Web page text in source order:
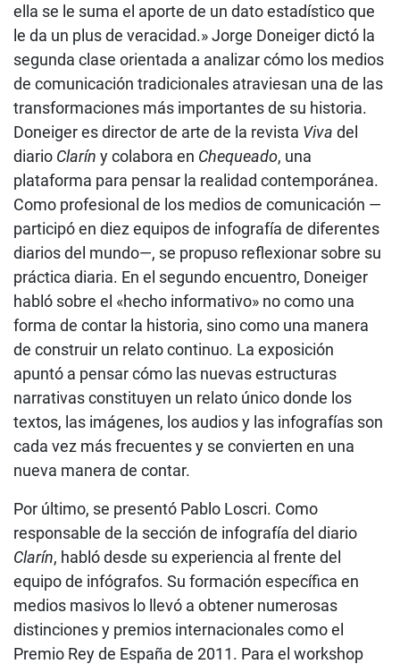
ella se le suma el aporte de un dato estadístico que
le da un plus de veracidad.» Jorge Doneiger dictó la
segunda clase orientada a analizar cómo los medios
de comunicación tradicionales atraviesan una de las
transformaciones más importantes de su historia.
Doneiger es director de arte de la revista Viva del
diario Clarín y colabora en Chequeado, una
plataforma para pensar la realidad contemporánea.
Como profesional de los medios de comunicación —
participó en diez equipos de infografía de diferentes
diarios del mundo—, se propuso reflexionar sobre su
práctica diaria. En el segundo encuentro, Doneiger
habló sobre el «hecho informativo» no como una
forma de contar la historia, sino como una manera
de construir un relato continuo. La exposición
apuntó a pensar cómo las nuevas estructuras
narrativas constituyen un relato único donde los
textos, las imágenes, los audios y las infografías son
cada vez más frecuentes y se convierten en una
nueva manera de contar.
Por último, se presentó Pablo Loscri. Como
responsable de la sección de infografía del diario
Clarín, habló desde su experiencia al frente del
equipo de infógrafos. Su formación específica en
medios masivos lo llevó a obtener numerosas
distinciones y premios internacionales como el
Premio Rey de España de 2011. Para el workshop